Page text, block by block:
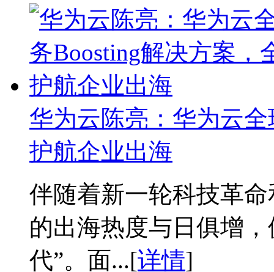
华为云陈亮：华为云
护航企业出海
伴随着新一轮科技革
的出海热度与日俱增
代”。面...[详情]